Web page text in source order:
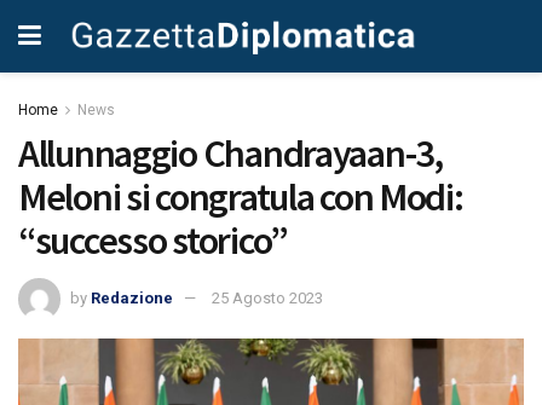
Home News
Allunnaggio Chandrayaan-3,
Meloni si congratula con Modi:
“successo storico”
by Redazione 25 Agosto 2023